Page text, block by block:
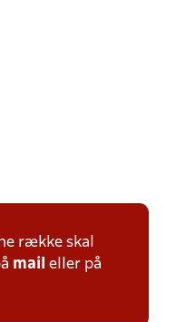
række skal
mail eller på